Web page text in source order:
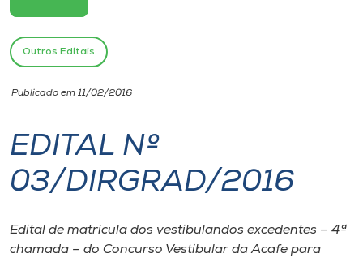
Portal de Ensino
Unoesc
Internacionalização
I.nova
Diplomados
Outros Editais
Publicado em 11/02/2016
EDITAL Nº
03/DIRGRAD/2016
Edital de matrícula dos vestibulandos excedentes – 4ª
chamada – do Concurso Vestibular da Acafe para